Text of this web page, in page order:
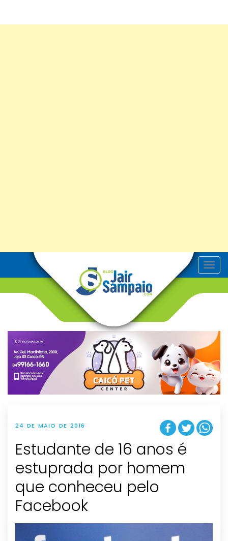
T
o
v
g
t
i
o
n
24 DE MAIO DE 2016
Estudante de 16 anos é
estuprada por homem
que conheceu pelo
Facebook